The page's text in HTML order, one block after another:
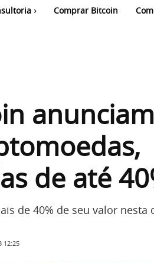
Comprar Bitcoin
anunciam
de até
de 40% de seu valor nesta
12:25